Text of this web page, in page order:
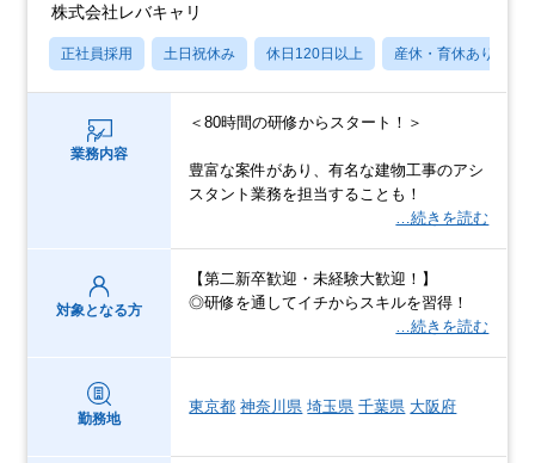
株式会社レバキャリ
正社員採用 土日祝休み 休日120日以上 産休・育休あり
業務内容
＜80時間の研修からスタート！＞
豊富な案件があり、有名な建物工事のアシ
スタント業務を担当することも！
…続きを読む
対象となる方
【第二新卒歓迎・未経験大歓迎！】
◎研修を通してイチからスキルを習得！
…続きを読む
勤務地
東京都 神奈川県 埼玉県 千葉県 大阪府